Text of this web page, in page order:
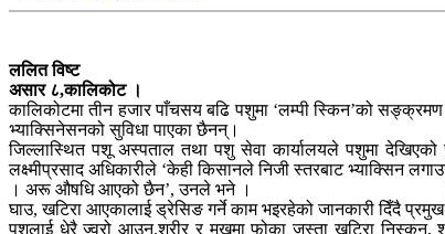
ललित विष्ट
असार ८,कालिकोट ।
कालिकोटमा तीन हजार पाँचसय बढि पशुमा ‘लम्पी स्किन’को
भ्याक्सिनेसनको सुविधा पाएका छैनन्।
जिल्लास्थित पशू अस्पताल तथा पशु सेवा कार्यालयले पशुमा
लक्ष्मीप्रसाद अधिकारीले ‘केही किसानले निजी स्तरबाट भ्याक्सिन
। अरू औषधि आएको छैन’, उनले भने ।
घाउ, खटिरा आएकालाई ड्रेसिङ गर्ने काम भइरहेको जानकारी दिँदै
पशुलाई धेरै ज्वरो आउनु,शरीर र मुखमा फोका जस्ता खटिरा निस्कनु,